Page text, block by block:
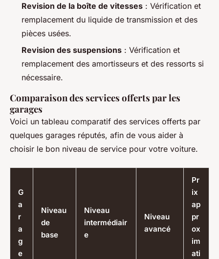
Revision de la boîte de vitesses : Vérification et
remplacement du liquide de transmission et des
pièces usées.
Revision des suspensions : Vérification et
remplacement des amortisseurs et des ressorts si
nécessaire.
Comparaison des services offerts par les
garages
Voici un tableau comparatif des services offerts par
quelques garages réputés, afin de vous aider à
choisir le bon niveau de service pour votre voiture.
G
a
r
a
g
e
Niveau
de
base
Niveau
intermédiair
e
Niveau
avancé
Pr
ix
ap
pr
ox
im
ati